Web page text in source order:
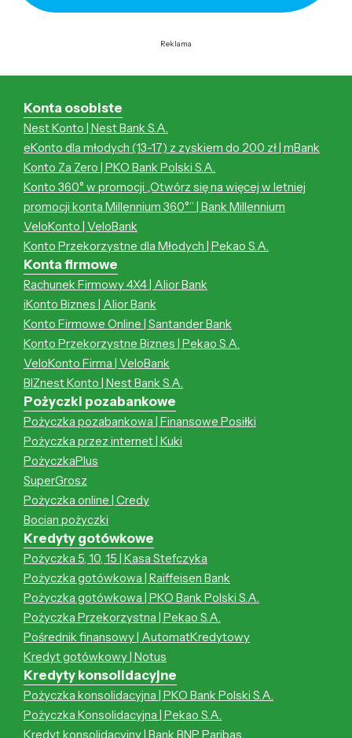
Reklama
Konta osobiste
Nest Konto | Nest Bank S.A.
eKonto dla młodych (13-17) z zyskiem do 200 zł | mBank
Konto Za Zero | PKO Bank Polski S.A.
Konto 360° w promocji „Otwórz się na więcej w letniej
promocji konta Millennium 360°” | Bank Millennium
VeloKonto | VeloBank
Konto Przekorzystne dla Młodych | Pekao S.A.
Konta firmowe
Rachunek Firmowy 4X4 | Alior Bank
iKonto Biznes | Alior Bank
Konto Firmowe Online | Santander Bank
Konto Przekorzystne Biznes | Pekao S.A.
VeloKonto Firma | VeloBank
BIZnest Konto | Nest Bank S.A.
Pożyczki pozabankowe
Pożyczka pozabankowa | Finansowe Posiłki
Pożyczka przez internet | Kuki
PożyczkaPlus
SuperGrosz
Pożyczka online | Credy
Bocian pożyczki
Kredyty gotówkowe
Pożyczka 5, 10, 15 | Kasa Stefczyka
Pożyczka gotówkowa | Raiffeisen Bank
Pożyczka gotówkowa | PKO Bank Polski S.A.
Pożyczka Przekorzystna | Pekao S.A.
Pośrednik finansowy | AutomatKredytowy
Kredyt gotówkowy | Notus
Kredyty konsolidacyjne
Pożyczka konsolidacyjna | PKO Bank Polski S.A.
Pożyczka Konsolidacyjna | Pekao S.A.
Kredyt konsolidacyjny | Bank BNP Paribas